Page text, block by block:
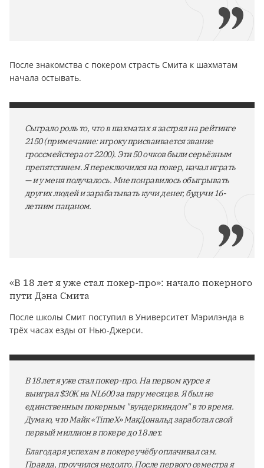
После знакомства с покером страсть Смита к шахматам
начала остывать.
Сыграло роль то, что в шахматах я застрял на рейтинге
2150 (примечание: игроку присваивается звание
гроссмейстера от 2200). Эти 50 очков были серьёзным
препятствием. Я переключился на покер, начал играть
— и у меня получалось. Мне понравилось обыгрывать
других людей и зарабатывать кучи денег, будучи 16-
летним пацаном.
«В 18 лет я уже стал покер-про»: начало покерного
пути Дэна Смита
После школы Смит поступил в Университет Мэрилэнда в
трёх часах езды от Нью-Джерси.
В 18 лет я уже стал покер-про. На первом курсе я
выиграл $30K на NL600 за пару месяцев. Я был не
единственным покерным "вундеркиндом" в то время.
Думаю, что Майк «TimeX» МакДональд заработал свой
первый миллион в покере до 18 лет.
Благодаря успехам в покере учёбу оплачивал сам.
Правда, проучился недолго. После первого семестра я